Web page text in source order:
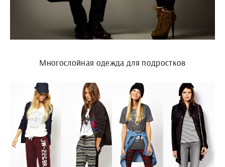
Многослойная одежда для подростков